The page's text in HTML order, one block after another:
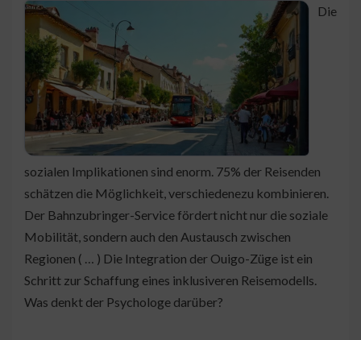
Die
sozialen Implikationen sind enorm. 75% der Reisenden
schätzen die Möglichkeit, verschiedenezu kombinieren.
Der Bahnzubringer-Service fördert nicht nur die soziale
Mobilität, sondern auch den Austausch zwischen
Regionen ( … ) Die Integration der Ouigo-Züge ist ein
Schritt zur Schaffung eines inklusiveren Reisemodells.
Was denkt der Psychologe darüber?